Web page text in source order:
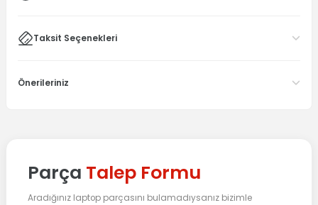
Taksit Seçenekleri
Önerileriniz
Parça Talep Formu
Aradığınız laptop parçasını bulamadıysanız bizimle